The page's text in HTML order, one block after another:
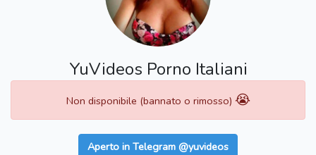
YuVideos Porno Italiani
Non disponibile (bannato o rimosso) 😭
Aperto in Telegram @yuvideos